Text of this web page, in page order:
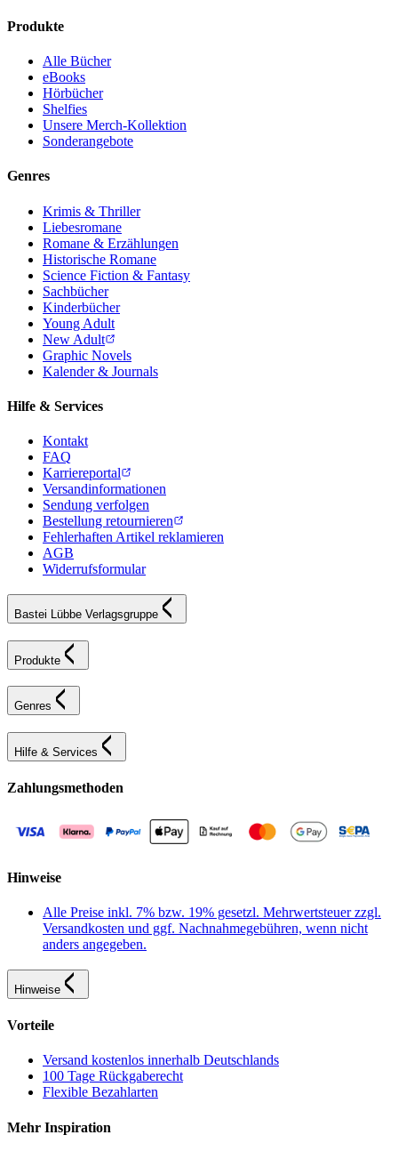
Produkte
Alle Bücher
eBooks
Hörbücher
Shelfies
Unsere Merch-Kollektion
Sonderangebote
Genres
Krimis & Thriller
Liebesromane
Romane & Erzählungen
Historische Romane
Science Fiction & Fantasy
Sachbücher
Kinderbücher
Young Adult
New Adult
Graphic Novels
Kalender & Journals
Hilfe & Services
Kontakt
FAQ
Karriereportal
Versandinformationen
Sendung verfolgen
Bestellung retournieren
Fehlerhaften Artikel reklamieren
AGB
Widerrufsformular
Bastei Lübbe Verlagsgruppe
Produkte
Genres
Hilfe & Services
Zahlungsmethoden
Hinweise
Alle Preise inkl. 7% bzw. 19% gesetzl. Mehrwertsteuer zzgl.
Versandkosten und ggf. Nachnahmegebühren, wenn nicht
anders angegeben.
Hinweise
Vorteile
Versand kostenlos innerhalb Deutschlands
100 Tage Rückgaberecht
Flexible Bezahlarten
Mehr Inspiration